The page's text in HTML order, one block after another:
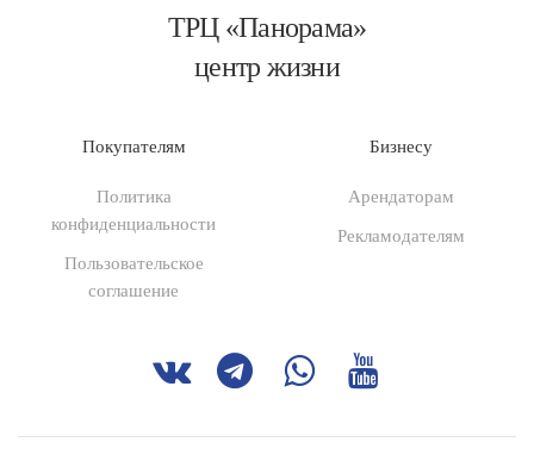
ТРЦ «Панорама»
центр жизни
Покупателям
Политика
конфиденциальности
Пользовательское
соглашение
Бизнесу
Арендаторам
Рекламодателям